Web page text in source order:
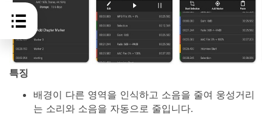
특징
배경이 다른 영역을 인식하고 소음을 줄여 웅성거리
는 소리와 소음을 자동으로 줄입니다.